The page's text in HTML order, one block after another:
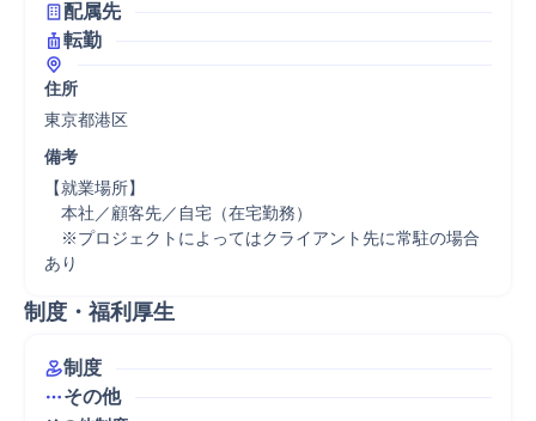
配属先
転勤
住所
東京都港区
備考
【就業場所】
本社／顧客先／自宅（在宅勤務）
※プロジェクトによってはクライアント先に常駐の場合
あり
制度・福利厚生
制度
その他